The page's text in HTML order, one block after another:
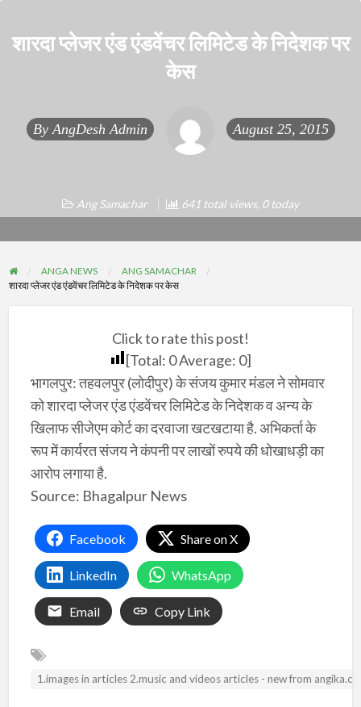
शारदा प्लेजर एंड एंडवेंचर लिमिटेड के निदेशक पर
केस
By AngDesh Admin August 25, 2015
Ang Samachar 641 total views, 0 today
ANGA NEWS
ANG SAMACHAR
शारदा प्लेजर एंड एंडवेंचर लिमिटेड के निदेशक पर केस
Click to rate this post!
[Total: 0Average: 0]
भागलपुर: तहवलपुर (लोदीपुर) के संजय कुमार मंडल ने सोमवार
को शारदा प्लेजर एंड एंडवेंचर लिमिटेड के निदेशक व अन्य के
खिलाफ सीजेएम कोर्ट का दरवाजा खटखटाया है. अभिकर्ता के
रूप में कार्यरत संजय ने कंपनी पर लाखों रुपये की धोखाधड़ी का
आरोप लगाया है.
Source: Bhagalpur News
Facebook Share on X
LinkedIn WhatsApp
Email Copy Link
1.images in articles 2.music and videos articles - new from